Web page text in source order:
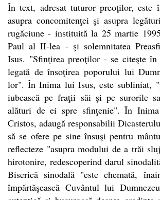
În text, adresat tuturor preoţilor, este
asupra concomitenţei şi asupra
rugăciune - instituită la 25 martie
Paul al II-lea - şi solemnitatea
Isus. "Sfinţirea preoţilor - se citeşte în
legată de însoţirea poporului lui
lor". În Inima lui Isus, este subliniat,
iubească pe fraţii săi şi pe surorile
alături de ei spre sfinţenie". În
Cristos, adaugă responsabilii
să se ofere pe sine însuşi pentru
reflecteze "asupra modului de a trăi
hirotonire, redescoperind darul
Biserică sinodală "este chemată,
împărtăşească Cuvântul lui